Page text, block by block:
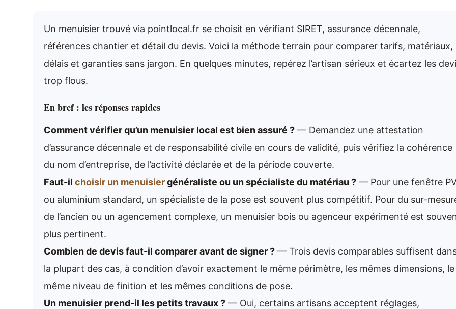
Un menuisier trouvé via pointlocal.fr se choisit en vérifiant SIRET, assurance décennale,
références chantier et détail du devis. Voici la méthode terrain pour comparer tarifs, matériaux,
délais et garanties sans jargon. En quelques minutes, repérez l’artisan sérieux et écartez les
trop flous.
En bref : les réponses rapides
Comment vérifier qu’un menuisier local est bien assuré ? — Demandez une attestation
d’assurance décennale et de responsabilité civile en cours de validité, puis vérifiez la cohérence
du nom d’entreprise, de l’activité déclarée et de la période couverte.
Faut-il choisir un menuisiergénéraliste ou un spécialiste du matériau ? — Pour une fenêtre
ou aluminium standard, un spécialiste de la pose est souvent plus compétitif. Pour du sur-
de l’ancien ou un agencement complexe, un menuisier bois ou agenceur expérimenté est
plus pertinent.
Combien de devis faut-il comparer avant de signer ? — Trois devis comparables suffisent
la plupart des cas, à condition d’avoir exactement le même périmètre, les mêmes dimensions, le
même niveau de finition et les mêmes conditions de pose.
Un menuisier prend-il les petits travaux ? — Oui, certains artisans acceptent réglages,